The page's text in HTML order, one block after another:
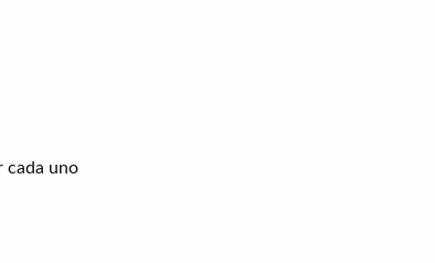
cada uno